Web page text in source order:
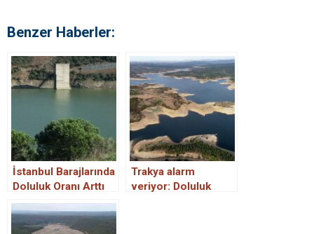
Benzer Haberler:
İstanbul Barajlarında
Doluluk Oranı Arttı
Trakya alarm
veriyor: Doluluk